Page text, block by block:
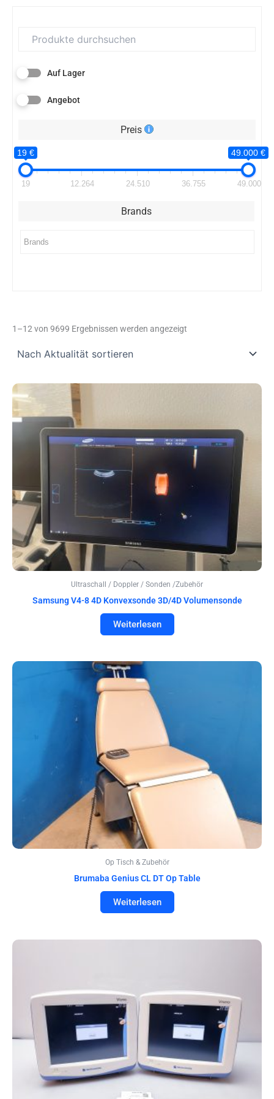
Auf Lager
Angebot
Preis
19 € 49.000 €
19 12.264 24.510 36.755 49.000
Brands
1–12 von 9699 Ergebnissen werden angezeigt
Ultraschall / Doppler / Sonden /Zubehör
Samsung V4-8 4D Konvexsonde 3D/4D Volumensonde
Weiterlesen
Op Tisch & Zubehör
Brumaba Genius CL DT Op Table
Weiterlesen